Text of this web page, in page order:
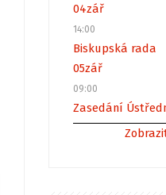
04zář
14:00
Biskupská rada
05zář
09:00
Zasedání